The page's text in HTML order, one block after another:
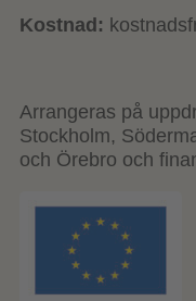
Kostnad:
Arrangeras på
Stockholm,
och Örebro och